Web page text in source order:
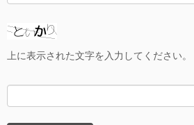
上に表示された文字を入力してください。